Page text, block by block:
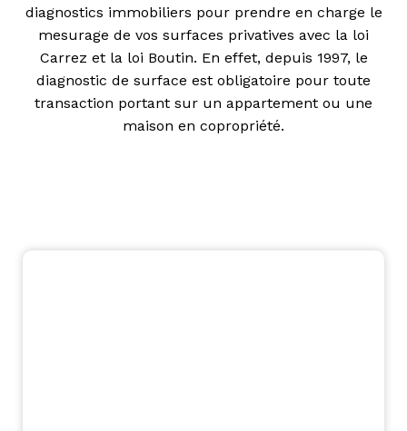
diagnostics immobiliers pour prendre en charge le
mesurage de vos surfaces privatives avec la loi
Carrez et la loi Boutin. En effet, depuis 1997, le
diagnostic de surface est obligatoire pour toute
transaction portant sur un appartement ou une
maison en copropriété.